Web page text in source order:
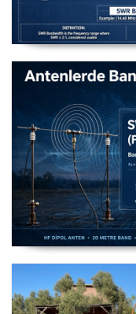
Uzuntel’den
Antenlerde Band